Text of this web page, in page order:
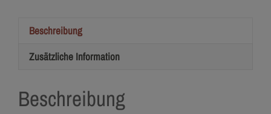
Beschreibung
Zusätzliche Information
Beschreibung